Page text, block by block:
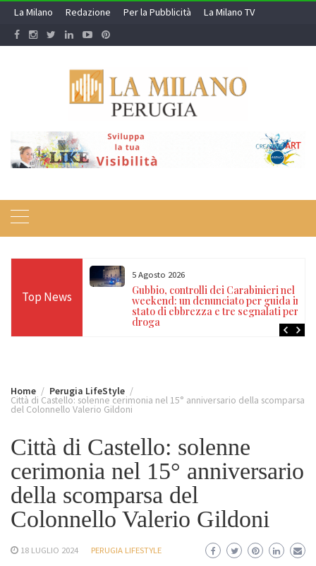
Skip
content
La Milano Redazione Per la Pubblicità La Milano TV
Top News
dispositivi di
cautelari e
5 Agosto 2026
Gubbio, controlli dei Carabinieri nel
weekend: un denunciato per guida in
stato di ebbrezza e tre segnalati per
droga
Home Perugia LifeStyle
Città di Castello: solenne cerimonia nel 15° anniversario della scomparsa
del Colonnello Valerio Gildoni
Città di Castello: solenne
cerimonia nel 15° anniversario
della scomparsa del
Colonnello Valerio Gildoni
18 LUGLIO 2024 PERUGIA LIFESTYLE